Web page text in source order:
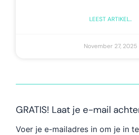
LEEST ARTIKEL..
November 27, 2025
GRATIS! Laat je e-mail
Voer je e-mailadres in om je in